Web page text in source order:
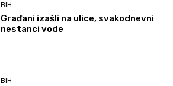
BIH
Građani izašli na ulice, svakodnevni
nestanci vode
BIH